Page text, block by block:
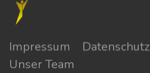
Impressum Datenschutz
Unser Team